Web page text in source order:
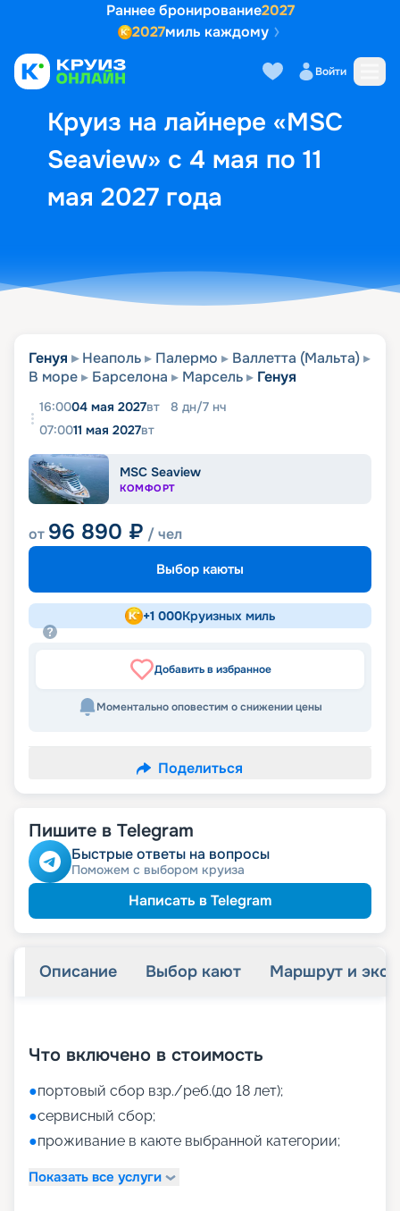
Раннее бронирование2027
2027миль каждому
Войти
Круиз на лайнере «MSC
Seaview» с 4 мая по 11
мая 2027 года
Выбор кают Маршрут и
Генуя Неаполь Палермо
Валлетта (Мальта)
В море
Барселона Марсель Генуя
16:0004 мая 2027вт 8 дн/7 нч
07:0011 мая 2027вт
MSC Seaview
КОМФОРТ
от 96 890 ₽ / чел
Выбор каюты
+1 000Круизных миль
Добавить в избранное
Моментально оповестим о снижении цены
Поделиться
Пишите в Telegram
Быстрые ответы на вопросы
Поможем с выбором круиза
Написать в Telegram
Описание Выбор кают Маршрут и
Что включено в стоимость
●портовый сбор взр./реб.(до 18 лет);
●сервисный сбор;
●проживание в каюте выбранной категории;
Показать все услуги